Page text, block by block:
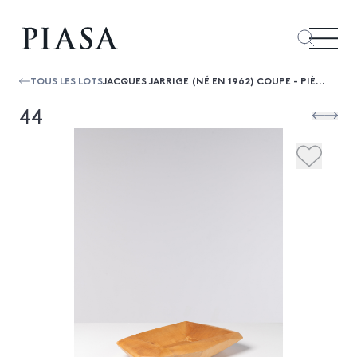
TOUS LES LOTS JACQUES JARRIGE (NÉ EN 1962) COUPE - PIÈCE UNIQUE
44